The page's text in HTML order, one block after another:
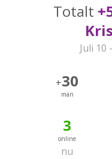
Totalt
Juli 10
+30
män
3
online
nu